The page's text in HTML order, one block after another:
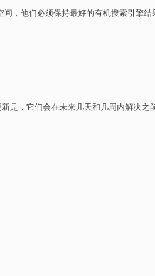
，他们必须保持最好的有机搜索引擎
是，它们会在未来几天和几周内解决